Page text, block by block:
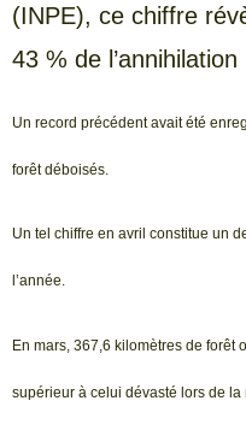
(INPE), ce chiffre
43 % de
Un record précédent avait été
forêt déboisés.
Un tel chiffre en avril constitue un
l’année.
En mars, 367,6 kilomètres de forêt
supérieur à celui dévasté lors de la